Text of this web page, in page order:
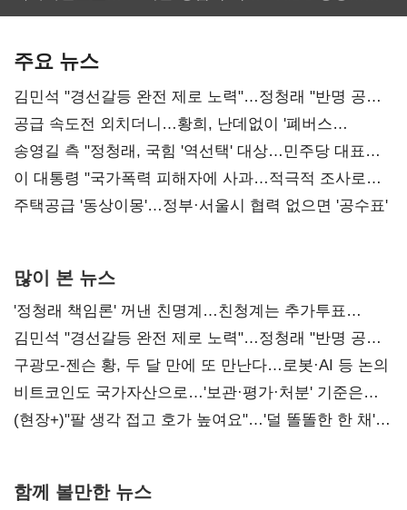
주요 뉴스
김민석 "경선갈등 완전 제로 노력"…정청래 "반명 공세
사과부터"
공급 속도전 외치더니…황희, 난데없이 '폐버스
리모델링' 제안
송영길 측 "정청래, 국힘 '역선택' 대상…민주당 대표로
총선 지휘 못해"
이 대통령 "국가폭력 피해자에 사과…적극적 조사로
진실 밝혀야"
주택공급 '동상이몽'…정부·서울시 협력 없으면 '공수표'
많이 본 뉴스
'정청래 책임론' 꺼낸 친명계…친청계는 추가투표
때리기
김민석 "경선갈등 완전 제로 노력"…정청래 "반명 공세
사과부터"
구광모-젠슨 황, 두 달 만에 또 만난다…로봇·AI 등 논의
비트코인도 국가자산으로…'보관·평가·처분' 기준은
숙제
(현장+)"팔 생각 접고 호가 높여요"…'덜 똘똘한 한 채'
함께 볼만한 뉴스